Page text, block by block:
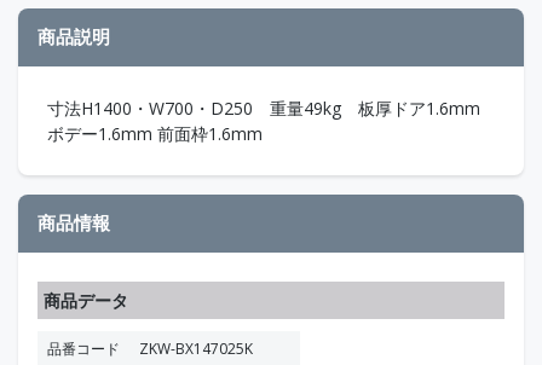
商品説明
寸法H1400・W700・D250 重量49kg 板厚ドア1.6mm
ボデー1.6mm 前面枠1.6mm
商品情報
商品データ
品番コード
ZKW-BX147025K